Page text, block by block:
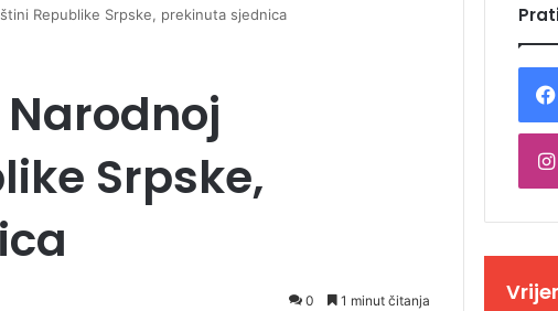
Republike Srpske, prekinuta sjednica
Srpske,
0 1 minut čitanja